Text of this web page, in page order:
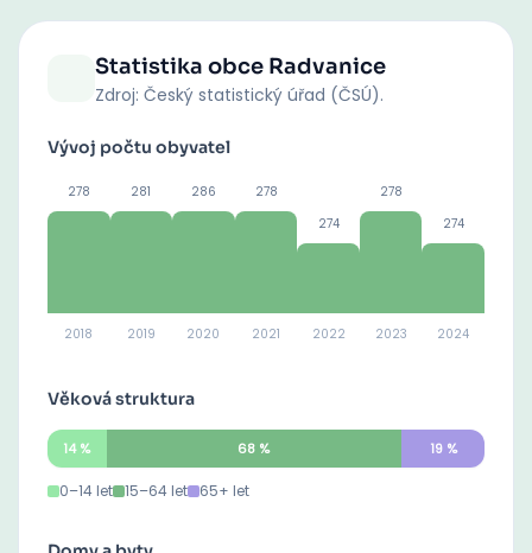
Statistika obce Radvanice
Zdroj: Český statistický úřad (ČSÚ).
Vývoj počtu obyvatel
278
2018
281
2019
286
2020
278
2021
274
2022
278
2023
274
2024
Věková struktura
14% 68 % 19%
0–14 let 15–64 let 65+ let